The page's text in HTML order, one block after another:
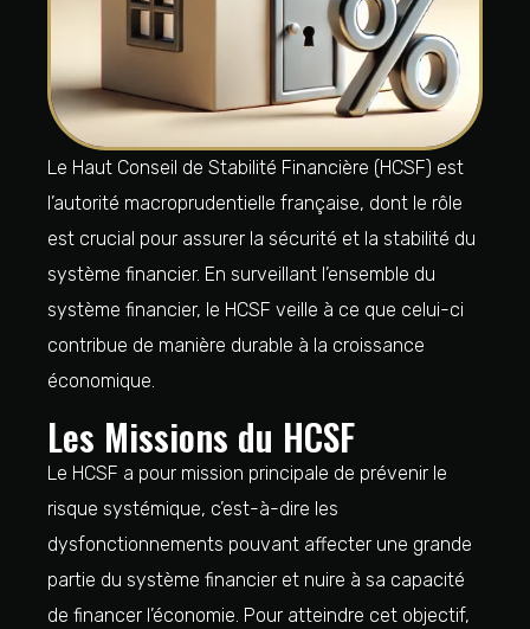
Le Haut Conseil de Stabilité Financière (HCSF) est
l’autorité macroprudentielle française, dont le rôle
est crucial pour assurer la sécurité et la stabilité du
système financier. En surveillant l’ensemble du
système financier, le HCSF veille à ce que celui-ci
contribue de manière durable à la croissance
économique.
Les Missions du HCSF
Le HCSF a pour mission principale de prévenir le
risque systémique, c’est-à-dire les
dysfonctionnements pouvant affecter une grande
partie du système financier et nuire à sa capacité
de financer l’économie. Pour atteindre cet objectif,